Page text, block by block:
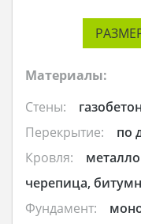
Материалы:
Стены:
Перекрытие:
по
Кровля:
черепица,
Фундамент: